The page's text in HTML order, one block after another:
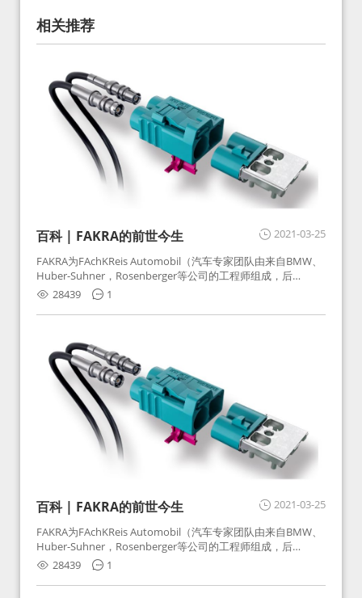
相关推荐
2021-03-25
百科 | FAKRA的前世今生
FAKRA为FAchKReis Automobil（汽车专家团队由来自BMW、
Huber-Suhner，Rosenberger等公司的工程师组成，后
Huber-Suhner相关连接器业务及技术在2010年并入
Rosenberger）缩写。起初为BMW需求用于车载收音机天线连
接，如今FAKRA已成为汽车行业通用标准的射频连接器，被业
28439 1
2021-03-25
百科 | FAKRA的前世今生
FAKRA为FAchKReis Automobil（汽车专家团队由来自BMW、
Huber-Suhner，Rosenberger等公司的工程师组成，后
Huber-Suhner相关连接器业务及技术在2010年并入
Rosenberger）缩写。起初为BMW需求用于车载收音机天线连
接，如今FAKRA已成为汽车行业通用标准的射频连接器，被业
28439 1